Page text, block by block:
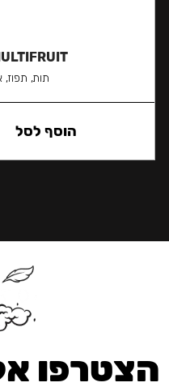
תות, תפוז,
הוסף לסל
הצטרפו